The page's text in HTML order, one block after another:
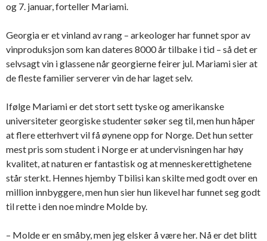
og 7. januar, forteller Mariami.
Georgia er et vinland av rang – arkeologer har funnet spor av
vinproduksjon som kan dateres 8000 år tilbake i tid – så det er
selvsagt vin i glassene når georgierne feirer jul. Mariami sier at
de fleste familier serverer vin de har laget selv.
Ifølge Mariami er det stort sett tyske og amerikanske
universiteter georgiske studenter søker seg til, men hun håper
at flere etterhvert vil få øynene opp for Norge. Det hun setter
mest pris som student i Norge er at undervisningen har høy
kvalitet, at naturen er fantastisk og at menneskerettighetene
står sterkt. Hennes hjemby Tbilisi kan skilte med godt over en
million innbyggere, men hun sier hun likevel har funnet seg godt
til rette i den noe mindre Molde by.
– Molde er en småby, men jeg elsker å være her. Nå er det blitt